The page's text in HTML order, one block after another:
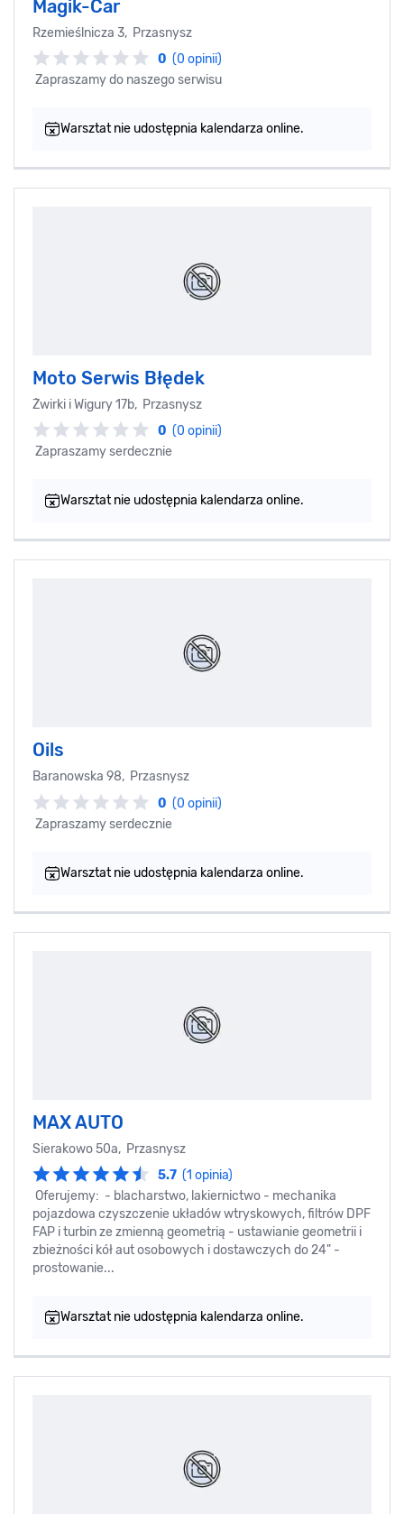
Magik-Car
Rzemieślnicza 3, Przasnysz
0 (0 opinii)
Zapraszamy do naszego serwisu
Warsztat nie udostępnia kalendarza online.
Moto Serwis Błędek
Żwirki i Wigury 17b, Przasnysz
0 (0 opinii)
Zapraszamy serdecznie
Warsztat nie udostępnia kalendarza online.
Oils
Baranowska 98, Przasnysz
0 (0 opinii)
Zapraszamy serdecznie
Warsztat nie udostępnia kalendarza online.
MAX AUTO
Sierakowo 50a, Przasnysz
5.7 (1 opinia)
Oferujemy: - blacharstwo, lakiernictwo - mechanika
pojazdowa czyszczenie układów wtryskowych, filtrów DPF
FAP i turbin ze zmienną geometrią - ustawianie geometrii i
zbieżności kół aut osobowych i dostawczych do 24" -
prostowanie...
Warsztat nie udostępnia kalendarza online.